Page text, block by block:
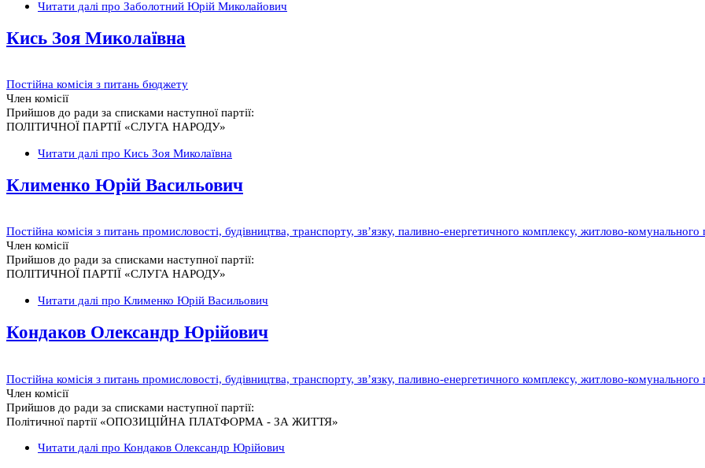
Читати далі про Заболотний Юрій Миколайович
Кись Зоя Миколаївна
Постійна комісія з питань бюджету
Член комісії
Прийшов до ради за списками наступної партії:
ПОЛІТИЧНОЇ ПАРТІЇ «СЛУГА НАРОДУ»
Читати далі про Кись Зоя Миколаївна
Клименко Юрій Васильович
Постійна комісія з питань промисловості, будівництва, транспорту, зв’язку, паливно-енергетичного комплексу, житлово-комунального
Член комісії
Прийшов до ради за списками наступної партії:
ПОЛІТИЧНОЇ ПАРТІЇ «СЛУГА НАРОДУ»
Читати далі про Клименко Юрій Васильович
Кондаков Олександр Юрійович
Постійна комісія з питань промисловості, будівництва, транспорту, зв’язку, паливно-енергетичного комплексу, житлово-комунального
Член комісії
Прийшов до ради за списками наступної партії:
Політичної партії «ОПОЗИЦІЙНА ПЛАТФОРМА - ЗА ЖИТТЯ»
Читати далі про Кондаков Олександр Юрійович